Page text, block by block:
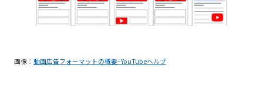
画像： 動画広告フォーマットの概要−YouTubeヘルプ